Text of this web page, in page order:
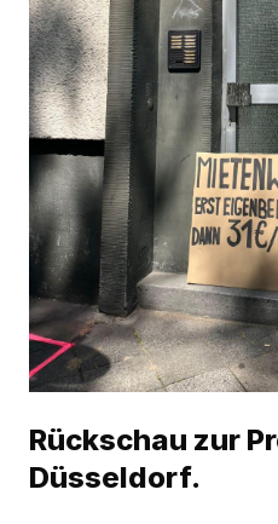
Rückschau zur
Düsseldorf.